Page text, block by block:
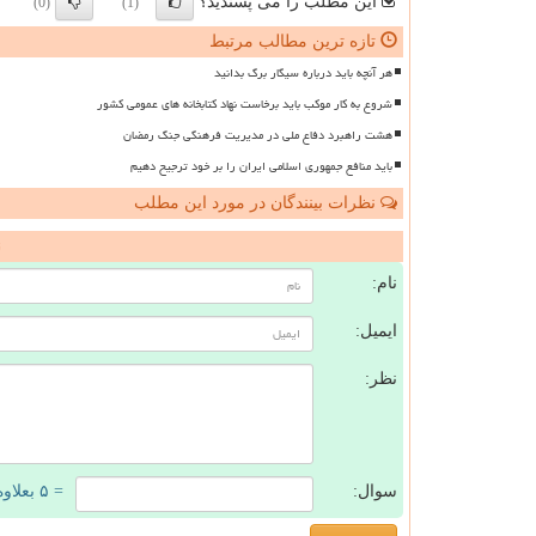
تازه ترین مطالب مرتبط
هر آنچه باید درباره سیگار برگ بدانید
شروع به کار موکب باید برخاست نهاد کتابخانه های عمومی کشور
هشت راهبرد دفاع ملی در مدیریت فرهنگی جنگ رمضان
باید منافع جمهوری اسلامی ایران را بر خود ترجیح دهیم
نظرات بینندگان در مورد این مطلب
نام:
ایمیل:
نظر:
سوال: = ۵ بعلاوه ۴